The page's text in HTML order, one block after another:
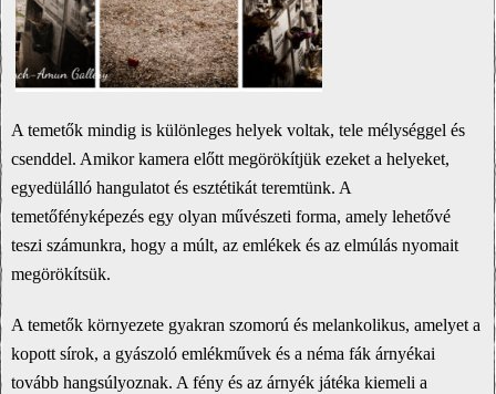
A temetők mindig is különleges helyek voltak, tele mélységgel és
csenddel. Amikor kamera előtt megörökítjük ezeket a helyeket,
egyedülálló hangulatot és esztétikát teremtünk. A
temetőfényképezés egy olyan művészeti forma, amely lehetővé
teszi számunkra, hogy a múlt, az emlékek és az elmúlás nyomait
megörökítsük.
A temetők környezete gyakran szomorú és melankolikus, amelyet a
kopott sírok, a gyászoló emlékművek és a néma fák árnyékai
tovább hangsúlyoznak. A fény és az árnyék játéka kiemeli a